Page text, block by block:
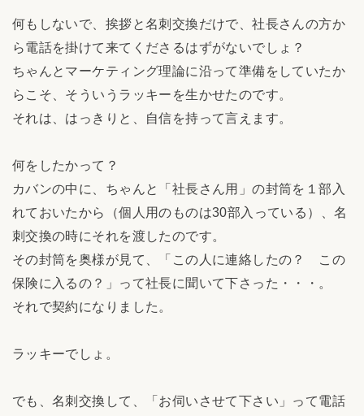
何もしないで、挨拶と名刺交換だけで、社長さんの方か
ら電話を掛けて来てくださるはずがないでしょ？
ちゃんとマーケティング理論に沿って準備をしていたか
らこそ、そういうラッキーを生かせたのです。
それは、はっきりと、自信を持って言えます。
何をしたかって？
カバンの中に、ちゃんと「社長さん用」の封筒を１部入
れておいたから（個人用のものは30部入っている）、名
刺交換の時にそれを渡したのです。
その封筒を奥様が見て、「この人に連絡したの？ この
保険に入るの？」って社長に聞いて下さった・・・。
それで契約になりました。
ラッキーでしょ。
でも、名刺交換して、「お伺いさせて下さい」って電話